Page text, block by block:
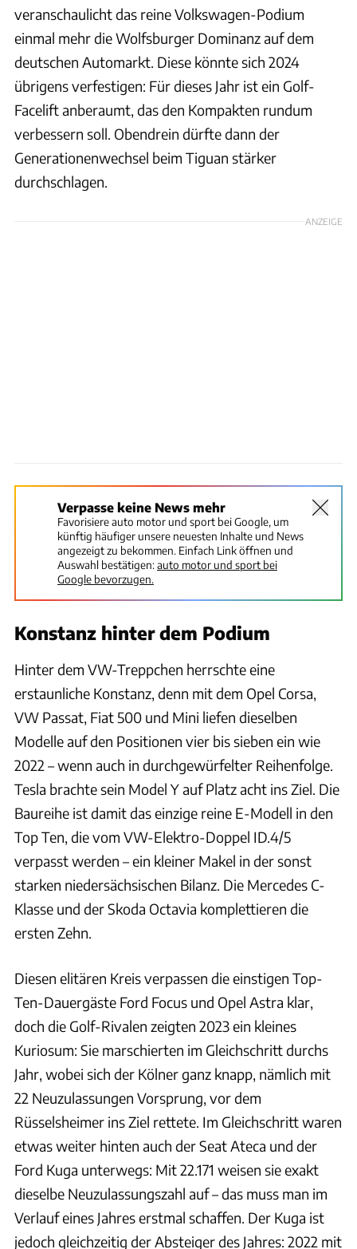
veranschaulicht das reine Volkswagen-Podium
einmal mehr die Wolfsburger Dominanz auf dem
deutschen Automarkt. Diese könnte sich 2024
übrigens verfestigen: Für dieses Jahr ist ein Golf-
Facelift anberaumt, das den Kompakten rundum
verbessern soll. Obendrein dürfte dann der
Generationenwechsel beim Tiguan stärker
durchschlagen.
ANZEIGE
Verpasse keine News mehr
Favorisiere auto motor und sport bei Google, um
künftig häufiger unsere neuesten Inhalte und News
angezeigt zu bekommen. Einfach Link öffnen und
Auswahl bestätigen:auto motor und sport bei
Google bevorzugen.
Konstanz hinter dem Podium
Hinter dem VW-Treppchen herrschte eine
erstaunliche Konstanz, denn mit dem Opel Corsa,
VW Passat, Fiat 500 und Mini liefen dieselben
Modelle auf den Positionen vier bis sieben ein wie
2022 – wenn auch in durchgewürfelter Reihenfolge.
Tesla brachte sein Model Y auf Platz acht ins Ziel. Die
Baureihe ist damit das einzige reine E-Modell in den
Top Ten, die vom VW-Elektro-Doppel ID.4/5
verpasst werden – ein kleiner Makel in der sonst
starken niedersächsischen Bilanz. Die Mercedes C-
Klasse und der Skoda Octavia komplettieren die
ersten Zehn.
Diesen elitären Kreis verpassen die einstigen Top-
Ten-Dauergäste Ford Focus und Opel Astra klar,
doch die Golf-Rivalen zeigten 2023 ein kleines
Kuriosum: Sie marschierten im Gleichschritt durchs
Jahr, wobei sich der Kölner ganz knapp, nämlich mit
22 Neuzulassungen Vorsprung, vor dem
Rüsselsheimer ins Ziel rettete. Im Gleichschritt waren
etwas weiter hinten auch der Seat Ateca und der
Ford Kuga unterwegs: Mit 22.171 weisen sie exakt
dieselbe Neuzulassungszahl auf – das muss man im
Verlauf eines Jahres erstmal schaffen. Der Kuga ist
jedoch gleichzeitig der Absteiger des Jahres: 2022 mit